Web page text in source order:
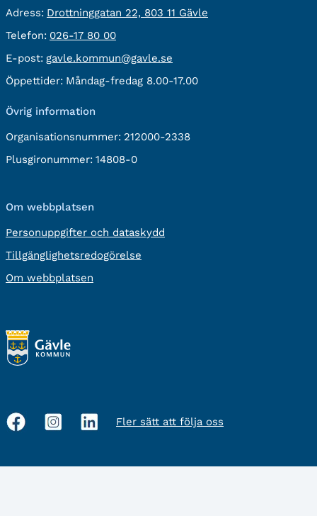
Adress: besöksadress:
Drottninggatan 22, 803 11 Gävle
Telefon: Telefon:
026-17 80 00
E-post: E-
post:
gavle.kommun@gavle.se
Öppettider: Måndag-fredag 8.00-17.00
Övrig information
Organisationsnummer: 212000-2338
Plusgironummer: 14808-0
Om webbplatsen
Personuppgifter och dataskydd
Tillgänglighetsredogörelse
Om webbplatsen
Sociala
Fler sätt att följa oss